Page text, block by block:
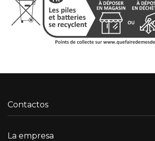
Contactos
La empresa